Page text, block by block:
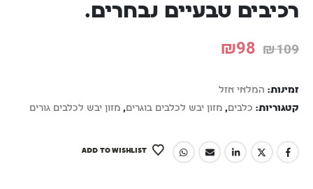
רכיבים טבעיים נבחרים.
₪109
₪98
זמינות: המלאי אזל
קטגוריות: כלבים, מזון יבש לכלבים בוגרים, מזון יבש לכלבים גורים
ADD TO WISHLIST